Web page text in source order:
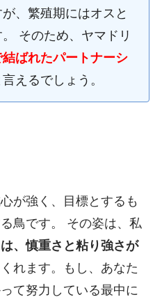
、繁殖期にはオスと
そのため、ヤマドリ
ばれたパートナーシ
えるでしょう。
が強く、目標とするも
鳥です。 その姿は、私
、慎重さと粘り強さが
れます。もし、あなた
て努力している最中に